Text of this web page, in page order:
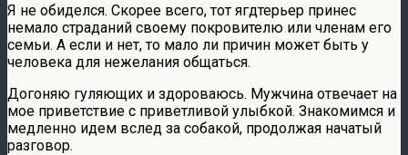
Я не обиделся. Скорее всего, тот ягдтерьер принес
немало страданий своему покровителю или членам его
семьи. А если и нет, то мало ли причин может быть у
человека для нежелания общаться.
Догоняю гуляющих и здороваюсь. Мужчина отвечает на
мое приветствие с приветливой улыбкой. Знакомимся и
медленно идем вслед за собакой, продолжая начатый
разговор.